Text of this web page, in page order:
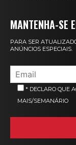
MANTENHA-SE
PARA SER
ANÚNCIOS ESPECIAIS.
* DECLARO QUE
MAIS/SEMANÁRIO